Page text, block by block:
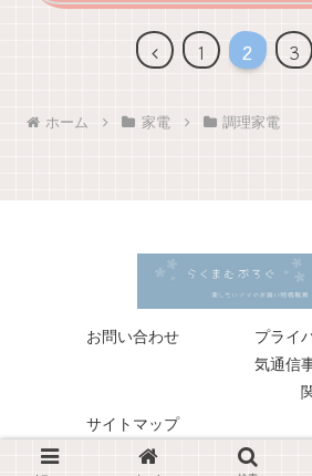
前
1 2 3
ホーム 家電 調理家電
お問い合わせ
プライ
気通信
サイトマップ
© 2018 らくまむぶろ